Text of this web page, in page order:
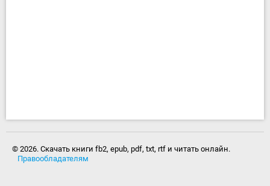
© 2026. Скачать книги fb2, epub, pdf, txt, rtf и читать онлайн.
Правообладателям